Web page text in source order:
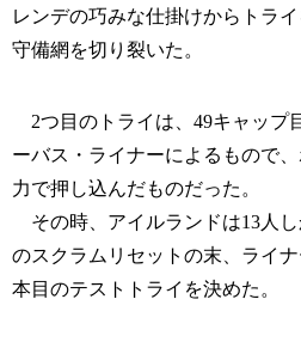
レンデの巧みな仕掛けからトラ
守備網を切り裂いた。
2つ目のトライは、49キャップ
ーバス・ライナーによるもので
力で押し込んだものだった。
その時、アイルランドは13人
のスクラムリセットの末、ライ
本目のテストトライを決めた。